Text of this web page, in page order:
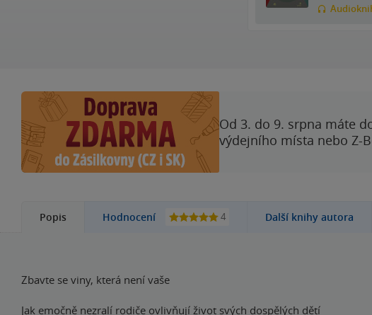
Od 3. do 9. srpna máte
výdejního místa nebo Z-
Popis Hodnocení 4 Další knihy autora
Zbavte se viny, která není vaše
Jak emočně nezralí rodiče ovlivňují život svých dospělých dětí